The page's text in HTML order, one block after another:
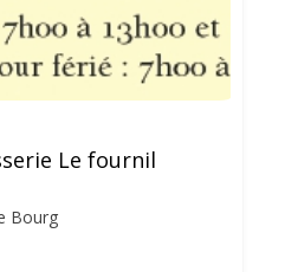
Le fournil
Bourg